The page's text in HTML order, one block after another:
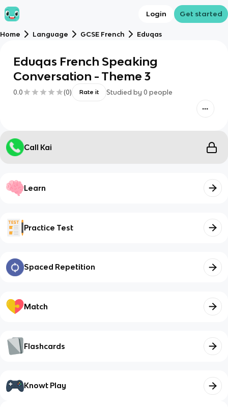
Login Get started
Home Language GCSE French Eduqas
Eduqas French Speaking
Conversation - Theme 3
0.0 (0) Rate it Studied by 0 people
Call Kai
Learn
Practice Test
Spaced Repetition
Match
Flashcards
Knowt Play